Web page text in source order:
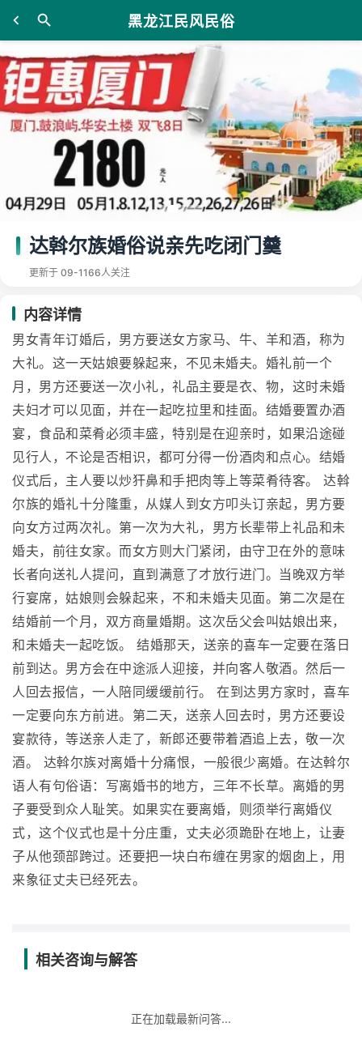
黑龙江民风民俗
达斡尔族婚俗说亲先吃闭门羹
更新于 09-1166人关注
内容详情
男女青年订婚后，男方要送女方家马、牛、羊和酒，称为
大礼。这一天姑娘要躲起来，不见未婚夫。婚礼前一个
月，男方还要送一次小礼，礼品主要是衣、物，这时未婚
夫妇才可以见面，并在一起吃拉里和挂面。结婚要置办酒
宴，食品和菜肴必须丰盛，特别是在迎亲时，如果沿途碰
见行人，不论是否相识，都可分得一份酒肉和点心。结婚
仪式后，主人要以炒犴鼻和手把肉等上等菜肴待客。 达斡
尔族的婚礼十分隆重，从媒人到女方叩头订亲起，男方要
向女方过两次礼。第一次为大礼，男方长辈带上礼品和未
婚夫，前往女家。而女方则大门紧闭，由守卫在外的意味
长者向送礼人提问，直到满意了才放行进门。当晚双方举
行宴席，姑娘则会躲起来，不和未婚夫见面。第二次是在
结婚前一个月，双方商量婚期。这次岳父会叫姑娘出来，
和未婚夫一起吃饭。 结婚那天，送亲的喜车一定要在落日
前到达。男方会在中途派人迎接，并向客人敬酒。然后一
人回去报信，一人陪同缓缓前行。 在到达男方家时，喜车
一定要向东方前进。第二天，送亲人回去时，男方还要设
宴款待，等送亲人走了，新郎还要带着酒追上去，敬一次
酒。 达斡尔族对离婚十分痛恨，一般很少离婚。在达斡尔
语人有句俗语：写离婚书的地方，三年不长草。离婚的男
子要受到众人耻笑。如果实在要离婚，则须举行离婚仪
式，这个仪式也是十分庄重，丈夫必须跪卧在地上，让妻
子从他颈部跨过。还要把一块白布缠在男家的烟囱上，用
来象征丈夫已经死去。
相关咨询与解答
正在加载最新问答...